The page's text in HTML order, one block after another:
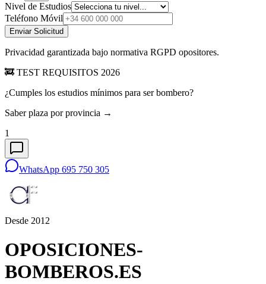
Nivel de Estudios
Teléfono Móvil
Enviar Solicitud
Privacidad garantizada bajo normativa RGPD opositores.
🚒 TEST REQUISITOS 2026
¿Cumples los estudios mínimos para ser bombero?
Saber plaza por provincia →
1
WhatsApp 695 750 305
Desde 2012
OPOSICIONES-
BOMBEROS.ES